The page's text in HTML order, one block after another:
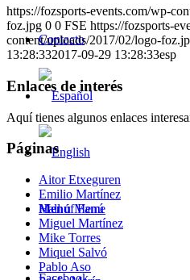
Contacto
Menú Menú
https://fozsports-events.com/wp-
foz.jpg 0 0 FSE https://fozsports-
content/uploads/2017/02/logo-
13:28:332017-09-29 13:28:33esp
Enlaces de interés
Aquí tienes algunos enlaces
Páginas
Aitor Etxeguren
Emilio Martínez
Hall of Fame
Miguel Martínez
Mike Torres
Miquel Salvó
Pablo Aso